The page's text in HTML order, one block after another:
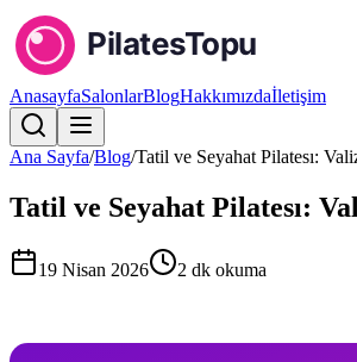
AnasayfaSalonlarBlogHakkımızdaİletişim
Ana Sayfa/Blog/Tatil ve Seyahat Pilatesı:
Tatil ve Seyahat Pilatesı:
19 Nisan 2026 2 dk okuma